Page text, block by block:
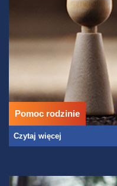
Pomoc rodzinie
Czytaj więcej